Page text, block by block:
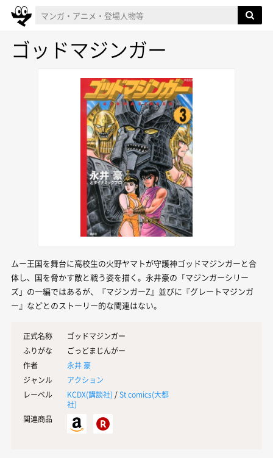
ゴッドマジンガー
ムー王国を舞台に高校生の火野ヤマトが守護神ゴッドマジンガーと合
体し、国を脅かす敵と戦う姿を描く。永井豪の「マジンガーシリー
ズ」の一編ではあるが、『マジンガーZ』並びに『グレートマジンガ
ー』などとのストーリー的な関連はない。
正式名称
ゴッドマジンガー
ふりがな
ごっどまじんがー
作者
永井 豪
ジャンル
アクション
レーベル
KCDX(講談社) /St comics(大都
社)
関連商品